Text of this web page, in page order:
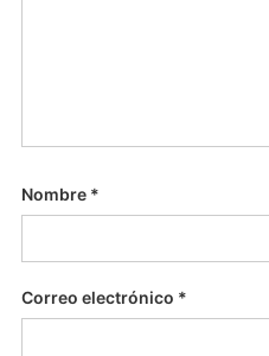
Nombre *
Correo electrónico *